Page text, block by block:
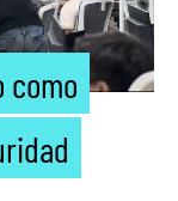
como